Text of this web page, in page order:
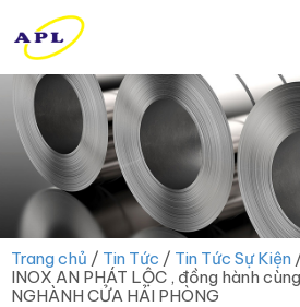
Trang chủ / Tin Tức / Tin Tức Sự Kiện
INOX AN PHÁT LỘC , đồng hành
NGHÀNH CỬA HẢI PHÒNG